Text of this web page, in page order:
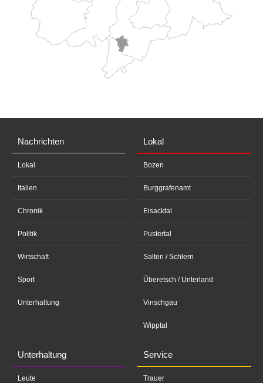
Nachrichten
Lokal
Italien
Chronik
Politik
Wirtschaft
Sport
Unterhaltung
Lokal
Bozen
Burggrafenamt
Eisacktal
Pustertal
Salten / Schlern
Überetsch / Unterland
Vinschgau
Wipptal
Unterhaltung
Leute
Service
Trauer